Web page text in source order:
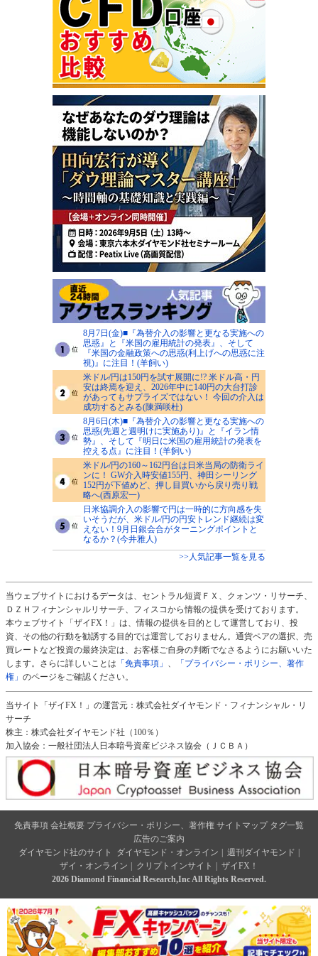
8月7日(金)■『為替介入の影響と更なる実施への
思惑』と『米国の雇用統計の発表』、そして
『米国の金融政策への思惑(利上げへの思惑に注
視)』に注目！(羊飼い)
米ドル/円は150円を試す展開に!? 米ドル高・円
安は終焉を迎え、2026年中に140円の大台打診
があってもサプライズではない！ 今回の介入は
成功するとみる(陳満咲杜)
8月6日(木)■『為替介入の影響と更なる実施への
思惑(先週と週明けに実施あり)』と『イラン情
勢』、そして『明日に米国の雇用統計の発表を
控える点』に注目！(羊飼い)
米ドル/円の160～162円台は日米当局の防衛ライ
ンに！ GW介入時安値155円、神田シーリング
152円が下値めど、押し目買いから戻り売り戦
略へ(西原宏一)
日米協調介入の影響で円は一時的に方向感を失
いそうだが、米ドル/円の円安トレンド継続は変
えない！9月日銀会合がターニングポイントと
なるか？(今井雅人)
>>人気記事一覧を見る
当ウェブサイトにおけるデータは、セントラル短資ＦＸ、クォンツ・リサーチ、
ＤＺＨフィナンシャルリサーチ、フィスコから情報の提供を受けております。
本ウェブサイト「ザイFX！」は、情報の提供を目的として運営しており、投
資、その他の行動を勧誘する目的では運営しておりません。通貨ペアの選択、売
買レートなど投資の最終決定は、お客様ご自身の判断でなさるようにお願いいた
します。さらに詳しいことは 「免責事項」
「プライバシー・ポリシー、著作
権」 のページをご確認ください。
当サイト「ザイFX！」の運営元：株式会社ダイヤモンド・フィナンシャル・リ
サーチ
株主：株式会社ダイヤモンド社（100％）
加入協会：一般社団法人日本暗号資産ビジネス協会（ＪＣＢＡ）
免責事項 会社概要 プライバシー・ポリシー、著作権 サイトマップ タグ一覧
広告のご案内
ダイヤモンド社のサイト
ダイヤモンド・オンライン 週刊ダイヤモンド
ザイ・オンライン
クリプトインサイト
ザイFX！
2026 Diamond Financial Research,Inc All Rights Reserved.